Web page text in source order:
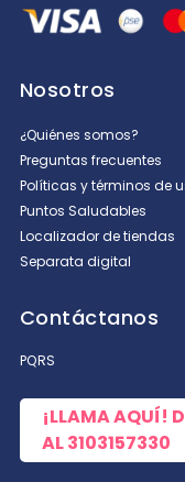
Nosotros
¿Quiénes somos?
Preguntas frecuentes
Políticas y términos de
Puntos Saludables
Localizador de tiendas
Separata digital
Contáctanos
PQRS
¡LLAMA AQUÍ!
AL3103157330